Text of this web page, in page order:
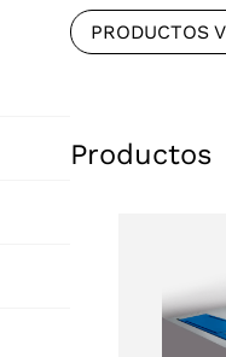
PRODUCTOS
Productos